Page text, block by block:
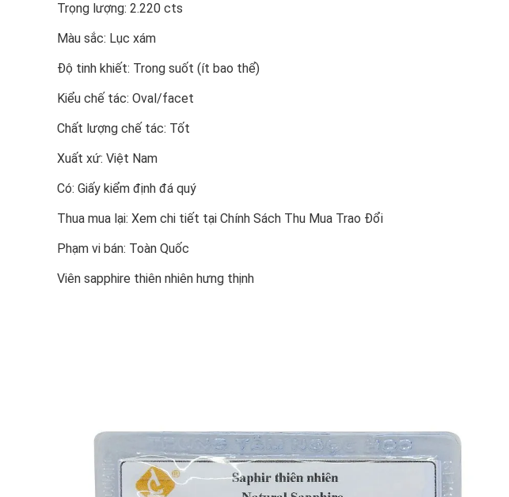
Trọng lượng: 2.220 cts
Màu sắc: Lục xám
Độ tinh khiết: Trong suốt (ít bao thể)
Kiểu chế tác: Oval/facet
Chất lượng chế tác: Tốt
Xuất xứ: Việt Nam
Có: Giấy kiểm định đá quý
Thua mua lại: Xem chi tiết tại Chính Sách Thu Mua Trao Đổi
Phạm vi bán: Toàn Quốc
Viên sapphire thiên nhiên hưng thịnh